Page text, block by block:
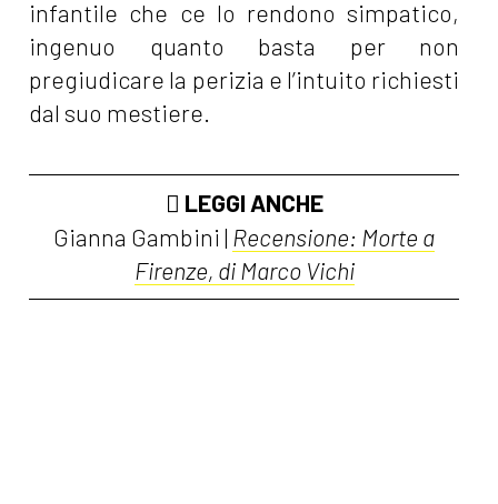
infantile che ce lo rendono simpatico,
ingenuo quanto basta per non
pregiudicare la perizia e l’intuito richiesti
dal suo mestiere.
LEGGI ANCHE
Gianna Gambini | Recensione: Morte a
Firenze, di Marco Vichi